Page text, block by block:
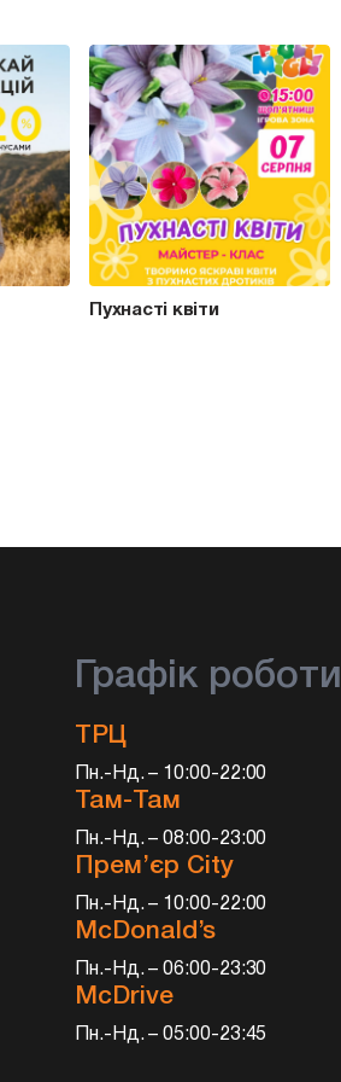
Пухнасті квіти
Графік роботи
ТРЦ
Пн.-Нд. – 10:00-22:00
Там-Там
Пн.-Нд. – 08:00-23:00
Прем’єр City
Пн.-Нд. – 10:00-22:00
McDonald’s
Пн.-Нд. – 06:00-23:30
McDrive
Пн.-Нд. – 05:00-23:45